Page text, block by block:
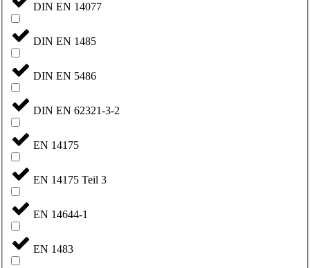
DIN EN 14077
DIN EN 1485
DIN EN 5486
DIN EN 62321-3-2
EN 14175
EN 14175 Teil 3
EN 14644-1
EN 1483